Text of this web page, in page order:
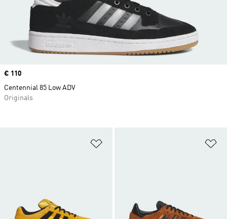
Προσθήκη στη Λίστα Επιθυμιών
Price
€ 110
Centennial 85 Low ADV
Originals